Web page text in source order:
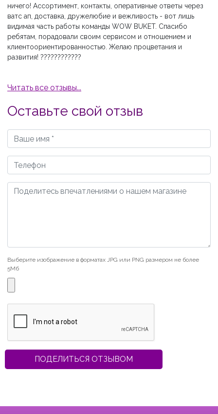
ничего! Ассортимент, контакты, оперативные ответы через
ватс ап, доставка, дружелюбие и вежливость - вот лишь
видимая часть работы команды WOW BUKET. Спасибо
ребятам, порадовали своим сервисом и отношением и
клиентоориентированностью. Желаю процветания и
развития! ????????????
Читать все отзывы...
Оставьте свой отзыв
Выберите изображение в форматах JPG или PNG размером не более
5Мб
ПОДЕЛИТЬСЯ ОТЗЫВОМ